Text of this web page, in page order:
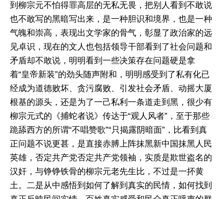
到柳宗元不怕得罪高层的无私无畏，把别人看到不敢说
也不敢写的黑暗写出来，是一种胆识和境界，也是一种
气魄和崇高，表现出文学家的骨气，彰显了政治家的远
见卓识，现在的文人也包括领导干部看到了社会问题和
矛盾却不敢说，明明看到一些决策存在问题硬是拿
着“皇帝新装”的劲头随声附和，明明感受到了私有化已
经成为道德败坏、贪污腐败、引发社会矛盾、动摇大厦
根基的源头，还是为了一己私利一条道走到黑，很少有
柳宗元式的《捕蛇者说》传达于“观人风者”，至于那些
跪舔西方的所谓“不唱赞歌”“只揭露阴暗面”，比看到真
正问题不说更甚，是直接赤膊上阵抹黑新中国抹黑人民
英雄，否定共产党否定共产党领袖，实质是欺世盗名的
汉奸，与铮铮铁骨的柳宗元老先生比，不过是一抔黄
土。二是从中感悟到如何了解到真实的民情，如何找到